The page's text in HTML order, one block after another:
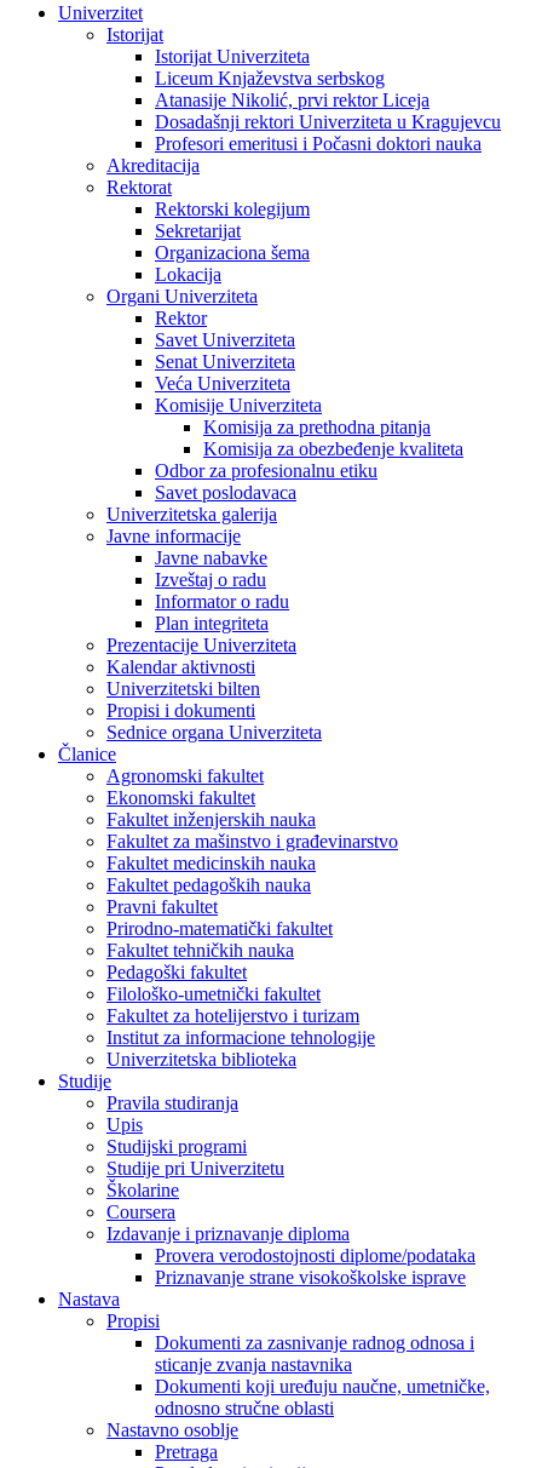
Univerzitet
Istorijat
Istorijat Univerziteta
Liceum Knjaževstva serbskog
Atanasije Nikolić, prvi rektor Liceja
Dosadašnji rektori Univerziteta u Kragujevcu
Profesori emeritusi i Počasni doktori nauka
Akreditacija
Rektorat
Rektorski kolegijum
Sekretarijat
Organizaciona šema
Lokacija
Organi Univerziteta
Rektor
Savet Univerziteta
Senat Univerziteta
Veća Univerziteta
Komisije Univerziteta
Komisija za prethodna pitanja
Komisija za obezbeđenje kvaliteta
Odbor za profesionalnu etiku
Savet poslodavaca
Univerzitetska galerija
Javne informacije
Javne nabavke
Izveštaj o radu
Informator o radu
Plan integriteta
Prezentacije Univerziteta
Kalendar aktivnosti
Univerzitetski bilten
Propisi i dokumenti
Sednice organa Univerziteta
Članice
Agronomski fakultet
Ekonomski fakultet
Fakultet inženjerskih nauka
Fakultet za mašinstvo i građevinarstvo
Fakultet medicinskih nauka
Fakultet pedagoških nauka
Pravni fakultet
Prirodno-matematički fakultet
Fakultet tehničkih nauka
Pedagoški fakultet
Filološko-umetnički fakultet
Fakultet za hotelijerstvo i turizam
Institut za informacione tehnologije
Univerzitetska biblioteka
Studije
Pravila studiranja
Upis
Studijski programi
Studije pri Univerzitetu
Školarine
Coursera
Izdavanje i priznavanje diploma
Provera verodostojnosti diplome/podataka
Priznavanje strane visokoškolske isprave
Nastava
Propisi
Dokumenti za zasnivanje radnog odnosa i
sticanje zvanja nastavnika
Dokumenti koji uređuju naučne, umetničke,
odnosno stručne oblasti
Nastavno osoblje
Pretraga